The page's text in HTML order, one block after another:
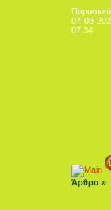
07-08-
07:34
Άρθρα »